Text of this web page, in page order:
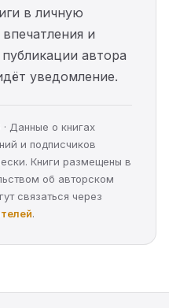
в личную
и
автора
уведомление.
Данные о книгах
и подписчиков
Книги размещены в
об авторском
связаться через
.